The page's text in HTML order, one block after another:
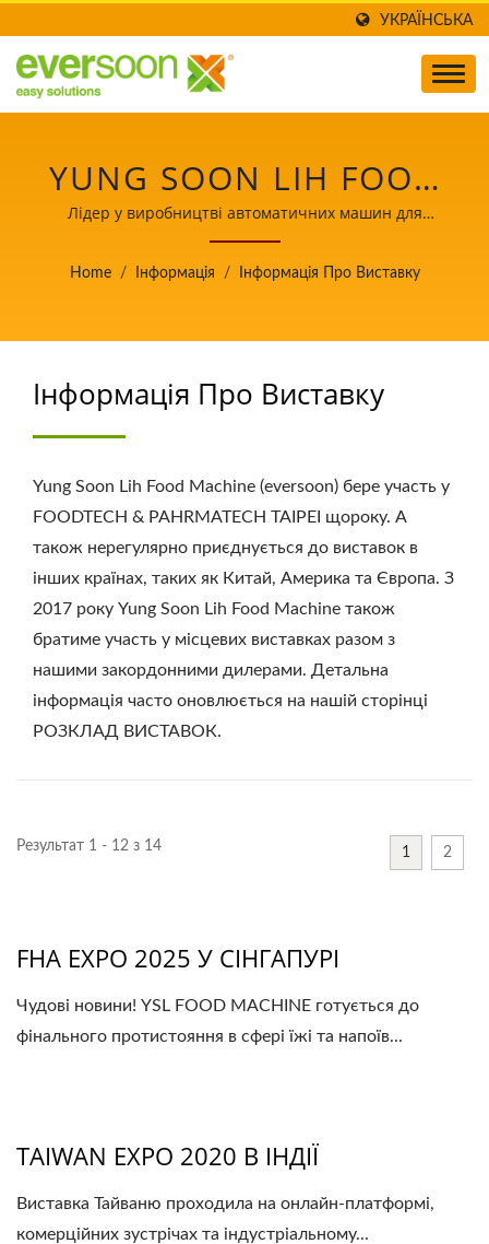
УКРАЇНСЬКА
YUNG SOON LIH FOOD
MACHINE CO., LTD.
Лідер у виробництві автоматичних машин для
виготовлення тофу та соєвого молока з пріоритетом
на безпеку харчових продуктів.
Home / Інформація / Інформація Про Виставку
Інформація Про Виставку
Yung Soon Lih Food Machine (eversoon) бере участь у
FOODTECH & PAHRMATECH TAIPEI щороку. А
також нерегулярно приєднується до виставок в
інших країнах, таких як Китай, Америка та Європа. З
2017 року Yung Soon Lih Food Machine також
братиме участь у місцевих виставках разом з
нашими закордонними дилерами. Детальна
інформація часто оновлюється на нашій сторінці
РОЗКЛАД ВИСТАВОК.
Результат 1 - 12 з 14 1 2
FHA EXPO 2025 У СІНГАПУРІ
Чудові новини! YSL FOOD MACHINE готується до
фінального протистояння в сфері їжі та напоїв...
TAIWAN EXPO 2020 В ІНДІЇ
Виставка Тайваню проходила на онлайн-платформі,
комерційних зустрічах та індустріальному...